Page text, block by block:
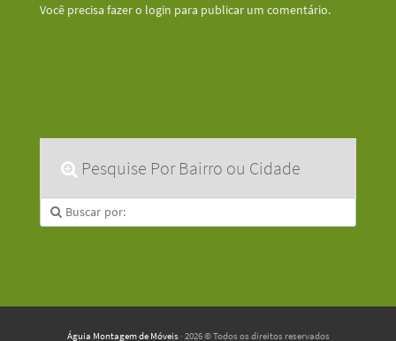
Você precisa fazer o login para publicar um comentário.
Pesquise Por Bairro ou Cidade
Águia Montagem de Móveis· 2026 © Todos os direitos reservados